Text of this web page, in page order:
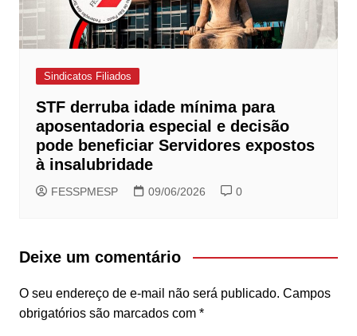
Sindicatos Filiados
STF derruba idade mínima para
aposentadoria especial e decisão
pode beneficiar Servidores expostos
à insalubridade
FESSPMESP 09/06/2026 0
Deixe um comentário
O seu endereço de e-mail não será publicado. Campos
obrigatórios são marcados com *